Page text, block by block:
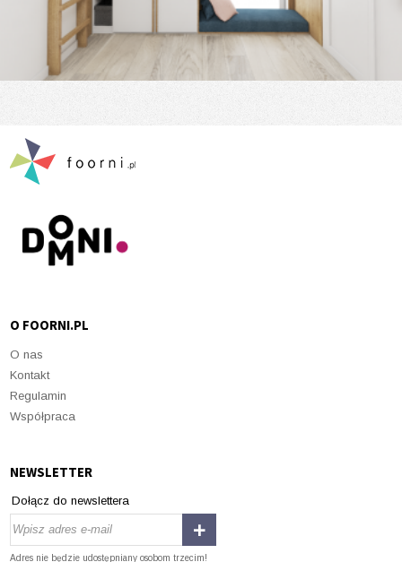
O FOORNI.PL
O nas
Kontakt
Regulamin
Współpraca
NEWSLETTER
Dołącz do newslettera
Adres nie będzie udostępniany osobom trzecim!